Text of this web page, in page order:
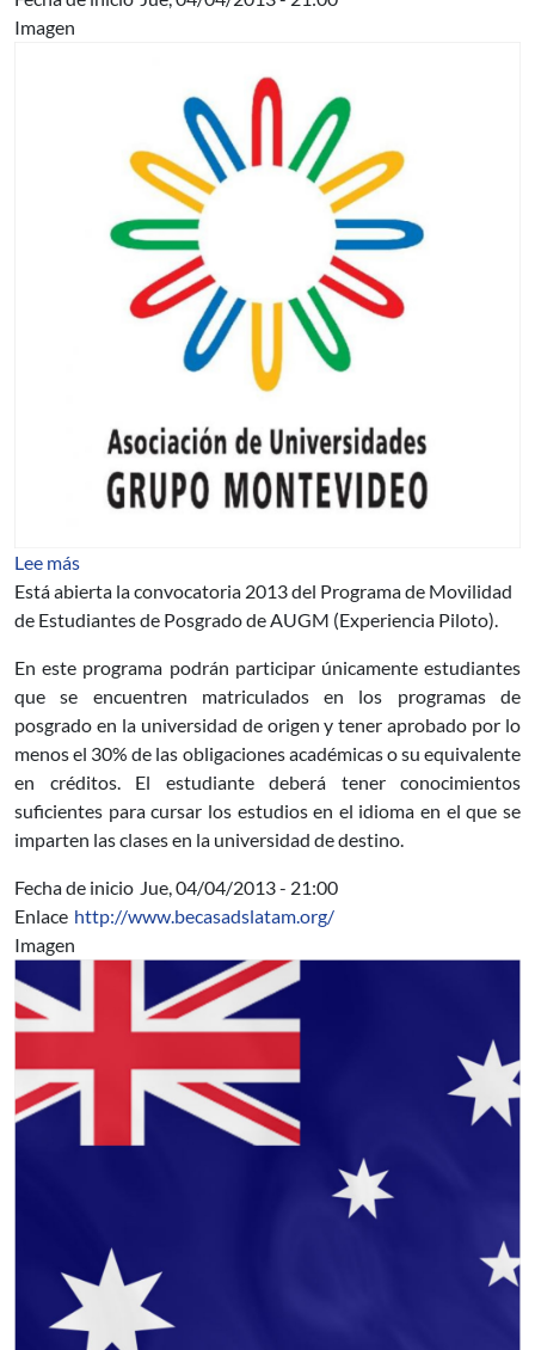
Imagen
Lee más
Está abierta la convocatoria 2013 del Programa de Movilidad
de Estudiantes de Posgrado de AUGM (Experiencia Piloto).
En este programa podrán participar únicamente estudiantes
que se encuentren matriculados en los programas de
posgrado en la universidad de origen y tener aprobado por lo
menos el 30% de las obligaciones académicas o su equivalente
en créditos. El estudiante deberá tener conocimientos
suficientes para cursar los estudios en el idioma en el que se
imparten las clases en la universidad de destino.
Fecha de inicio Jue, 04/04/2013 - 21:00
Enlace http://www.becasadslatam.org/
Imagen